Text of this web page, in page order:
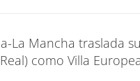
La Mancha traslada
como Villa